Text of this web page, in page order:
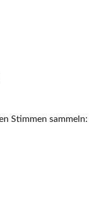
Stimmen sammeln: